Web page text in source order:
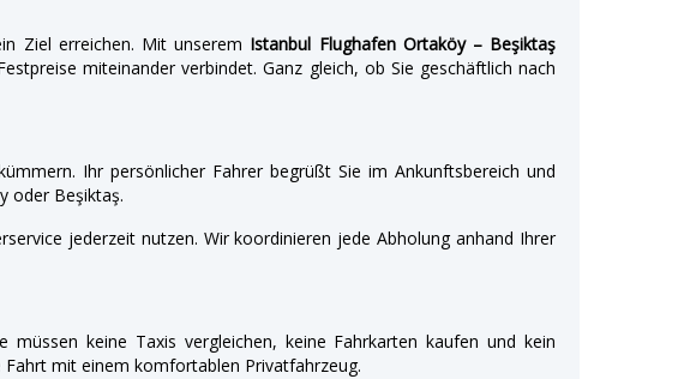
Ziel erreichen. Mit unserem Istanbul Flughafen Ortaköy – Beşiktaş
miteinander verbindet. Ganz gleich, ob Sie geschäftlich nach
Ihr persönlicher Fahrer begrüßt Sie im Ankunftsbereich und
oder Beşiktaş.
jederzeit nutzen. Wir koordinieren jede Abholung anhand Ihrer
keine Taxis vergleichen, keine Fahrkarten kaufen und kein
mit einem komfortablen Privatfahrzeug.